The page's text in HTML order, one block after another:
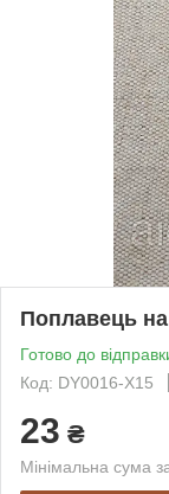
Поплавець
Готово до
Код: DY0016-X15
23 ₴
Мінімальна сума